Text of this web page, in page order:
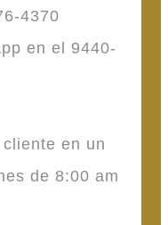
4370
en el 9440-
en un
de 8:00 am